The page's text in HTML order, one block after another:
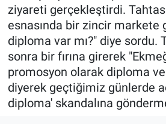
ziyareti gerçekleştirdi.
esnasında bir zincir markete
diploma var mı?" diye sordu.
sonra bir fırına girerek
promosyon olarak diploma
diyerek geçtiğimiz günlerde
diploma' skandalına
Ege Saati
Ege'den Esintiler
Eğitim
Eğlence
Yayın Akışı
İletişim
Haber Arşivi